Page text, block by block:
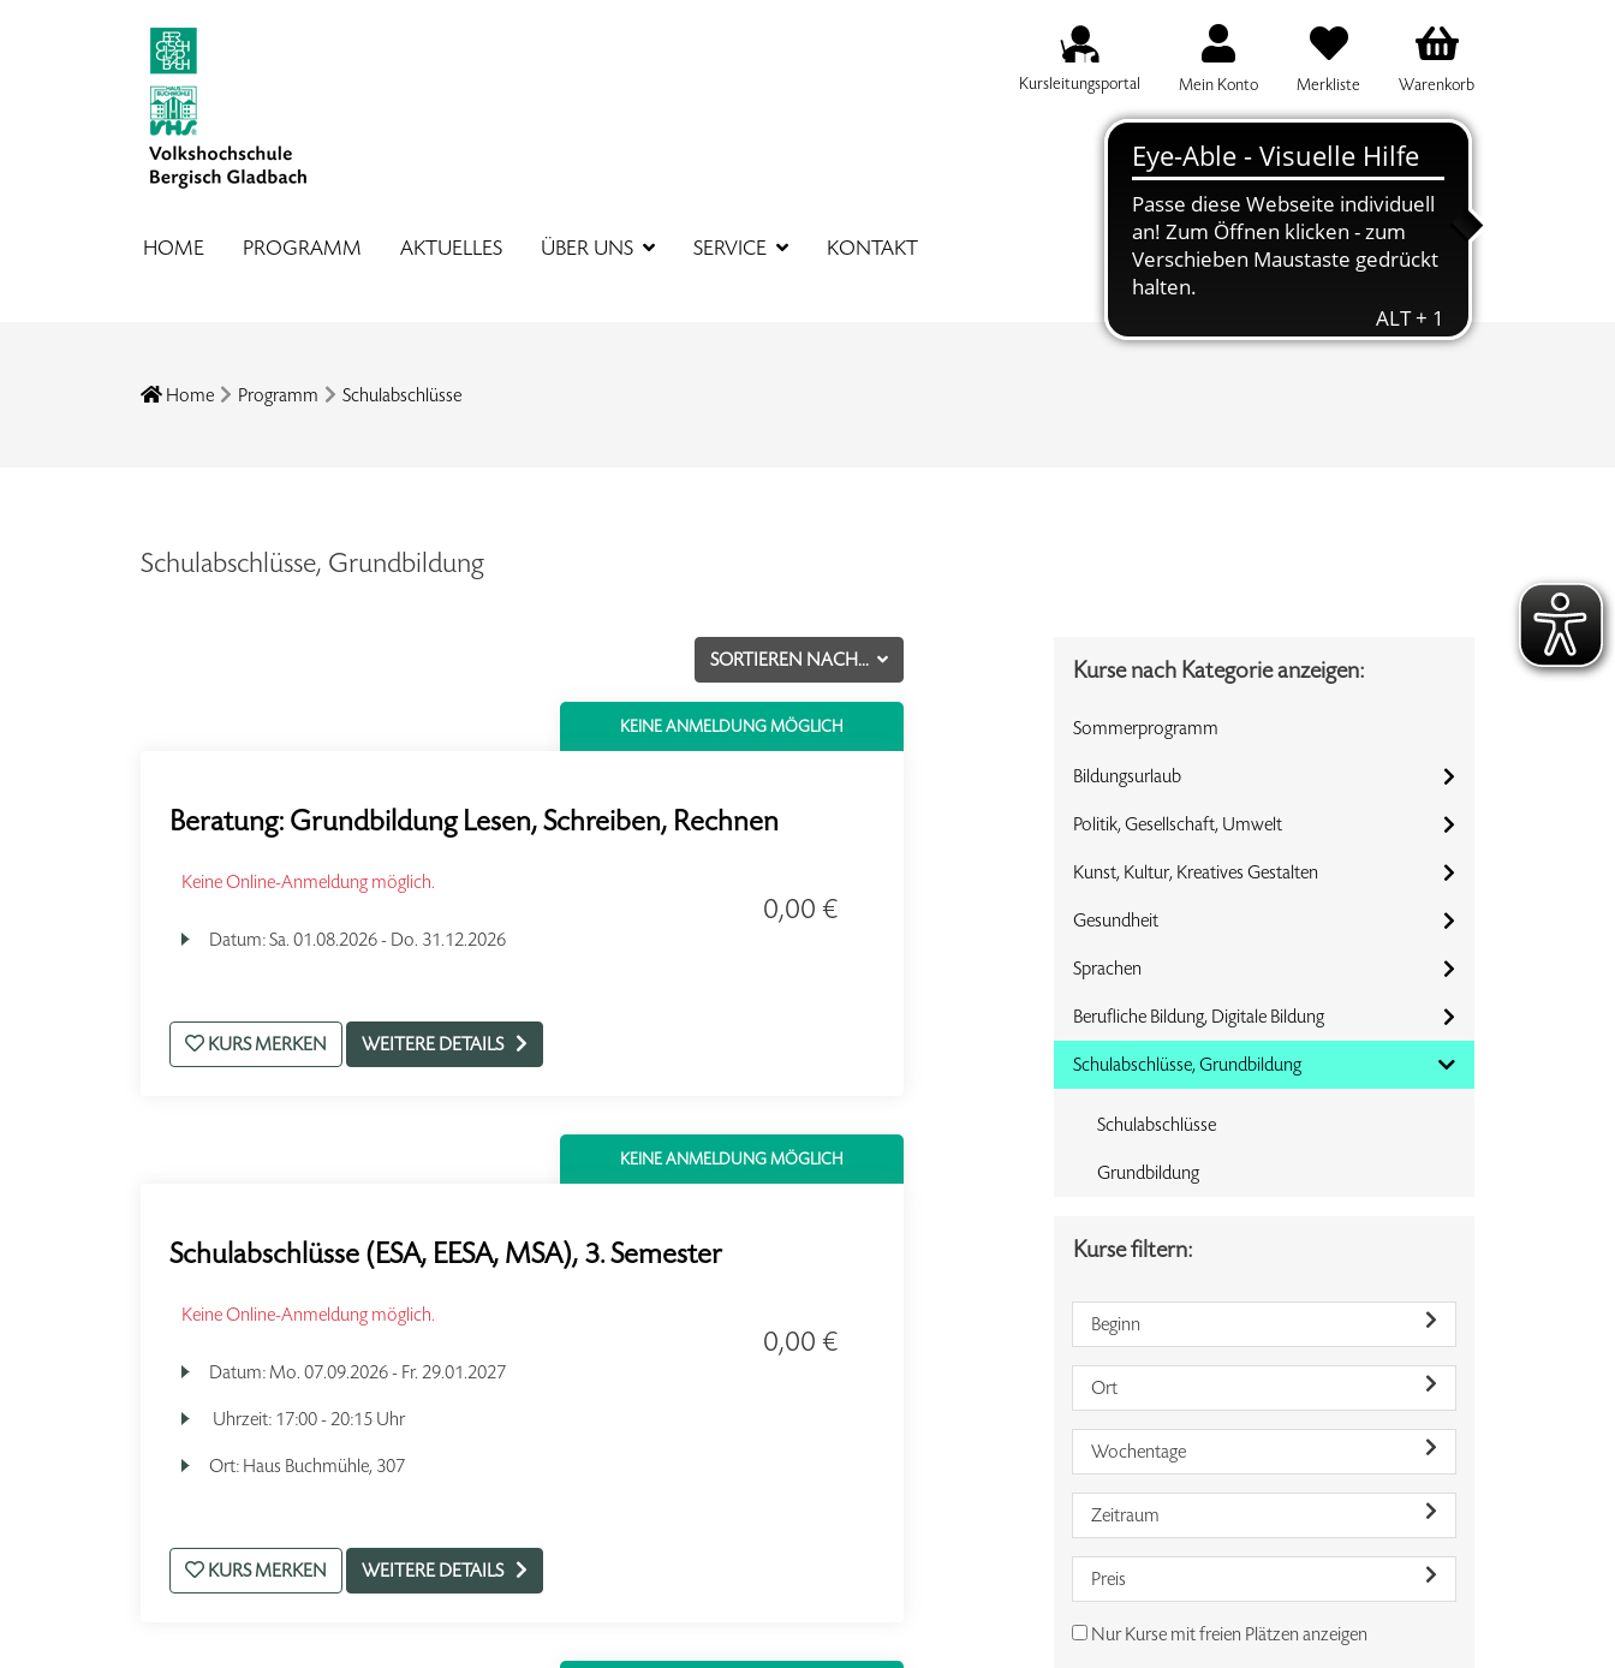
Kursleitungsportal Mein Konto Merkliste Warenkorb
HOME PROGRAMM AKTUELLES ÜBER UNS SERVICE KONTAKT
SUCHBEGRIFF FÜR DIE KURSSUCHE EINGEBEN
Home Programm Schulabschlüsse
Schulabschlüsse, Grundbildung
SORTIEREN NACH...
KEINE ANMELDUNG MÖGLICH
Beratung: Grundbildung Lesen, Schreiben, Rechnen
Keine Online-Anmeldung möglich.
Datum:Sa. 01.08.2026 - Do. 31.12.2026
0,00 €
KURS MERKEN WEITERE DETAILS
KEINE ANMELDUNG MÖGLICH
Schulabschlüsse (ESA, EESA, MSA), 3. Semester
Keine Online-Anmeldung möglich.
Datum: Mo. 07.09.2026 - Fr. 29.01.2027
Uhrzeit: 17:00 - 20:15 Uhr
Ort: Haus Buchmühle, 307
0,00 €
KURS MERKEN WEITERE DETAILS
Kurse nach Kategorie anzeigen:
Sommerprogramm
Bildungsurlaub
Politik, Gesellschaft, Umwelt
Kunst, Kultur, Kreatives Gestalten
Gesundheit
Sprachen
Berufliche Bildung, Digitale Bildung
Schulabschlüsse, Grundbildung
Schulabschlüsse
Grundbildung
Kurse filtern:
Beginn
Ort
Wochentage
Zeitraum
Preis
Nur Kurse mit freien Plätzen anzeigen